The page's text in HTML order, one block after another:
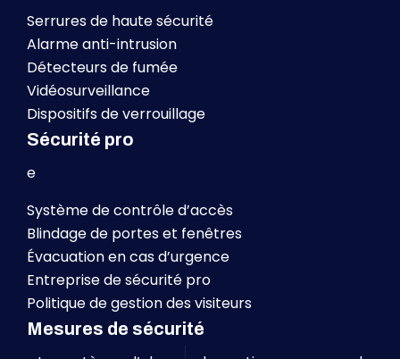
Serrures de haute sécurité
Alarme anti-intrusion
Détecteurs de fumée
Vidéosurveillance
Dispositifs de verrouillage
Sécurité pro
e
Système de contrôle d’accès
Blindage de portes et fenêtres
Évacuation en cas d’urgence
Entreprise de sécurité pro
Politique de gestion des visiteurs
Mesures de sécurité